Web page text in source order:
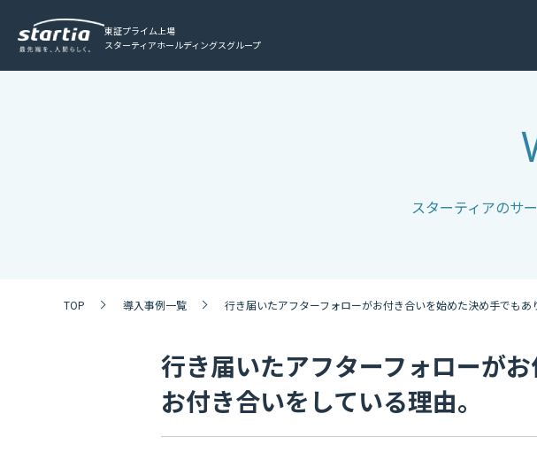
東証プライム上場
スターティアホールディングスグループ
スターティアのサ
TOP 導入事例一覧 行き届いたアフターフォローがお付き合いを始めた決め手でもあ
行き届いたアフターフォローが
お付き合いをしている理由。